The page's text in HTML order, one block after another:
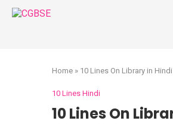
Home » 10 Lines On Library in Hindi
10 Lines Hindi
10 Lines On